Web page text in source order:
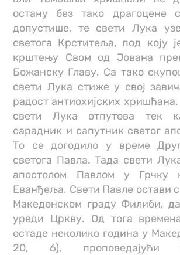
остану без тако драгоцене
допустише, те свети Лука
светога Крститеља, под коју
крштењу Свом од Јована
Божанску Главу. Са тако
свети Лука стиже у свој
радост антиохијских
свети Лука отпутова тек
сарадник и сапутник светог
То се догодило у време
светога Павла. Тада свети
апостолом Павлом у Грчку
Еванђеља. Свети Павле остави
Македонском граду Филиби,
уреди Цркву. Од тога
остаде неколико година у
20, 6),